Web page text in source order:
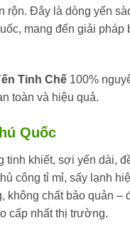
rộn. Đây là dòng yến
mang đến giải pháp
Tinh Chế 100%
toàn và hiệu quả.
Quốc
tinh khiết, sợi yến dài,
công tỉ mỉ, sấy lạnh
không chất bảo quản –
cấp nhất thị trường.